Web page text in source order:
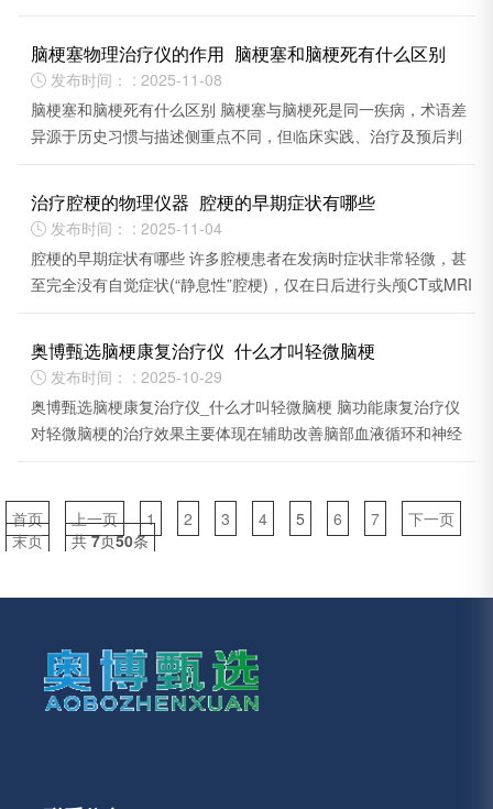
脑梗塞物理治疗仪的作用_脑梗塞和脑梗死有什么区别
 发布时间： : 2025-11-08
脑梗塞和脑梗死有什么区别 脑梗塞与脑梗死是同一疾病，术语差
异源于历史习惯与描述侧重点不同，但临床实践、治疗及预后判
治疗腔梗的物理仪器_腔梗的早期症状有哪些
 发布时间： : 2025-11-04
腔梗的早期症状有哪些 许多腔梗患者在发病时症状非常轻微，甚
至完全没有自觉症状(“静息性”腔梗)，仅在日后进行头颅CT或MRI
奥博甄选脑梗康复治疗仪_什么才叫轻微脑梗
 发布时间： : 2025-10-29
奥博甄选脑梗康复治疗仪_什么才叫轻微脑梗 脑功能康复治疗仪
对轻微脑梗的治疗效果主要体现在辅助改善脑部血液循环和神经
首页 上一页 1 2 3 4 5 6 7
下一页
末页
共7页50条